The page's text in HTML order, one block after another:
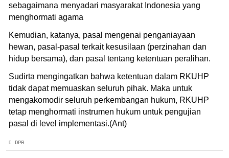
sebagaimana menyadari masyarakat Indonesia yang
menghormati agama
Kemudian, katanya, pasal mengenai penganiayaan
hewan, pasal-pasal terkait kesusilaan (perzinahan dan
hidup bersama), dan pasal tentang ketentuan peralihan.
Sudirta mengingatkan bahwa ketentuan dalam RKUHP
tidak dapat memuaskan seluruh pihak. Maka untuk
mengakomodir seluruh perkembangan hukum, RKUHP
tetap menghormati instrumen hukum untuk pengujian
pasal di level implementasi.(Ant)
DPR